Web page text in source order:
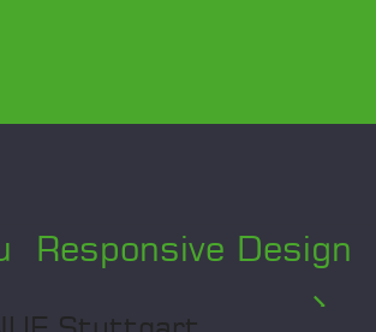
Responsive Design